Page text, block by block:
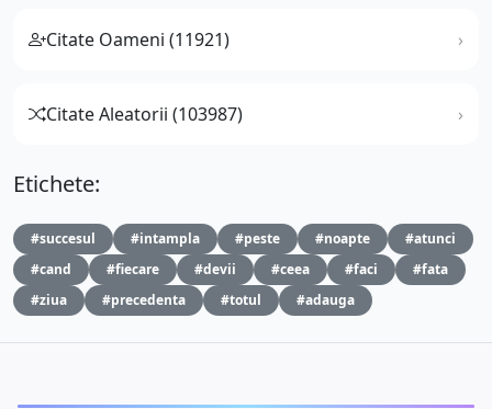
Citate Oameni (11921)
Citate Aleatorii (103987)
Etichete:
#succesul #intampla #peste #noapte
#atunci
#cand
#fiecare #devii #ceea #faci
#fata
#ziua
#precedenta #totul #adauga